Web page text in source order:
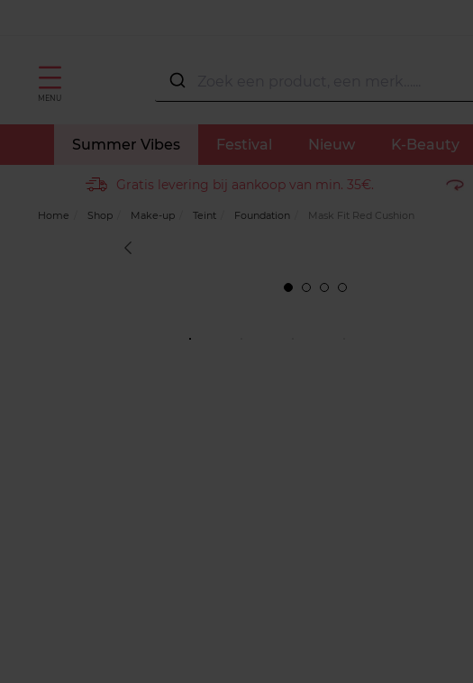
MENU
Summer Vibes Festival Nieuw K-Beauty
Gratis levering bij aankoop van min. 35€.
Home Shop Make-up Teint Foundation Mask Fit Red Cushion